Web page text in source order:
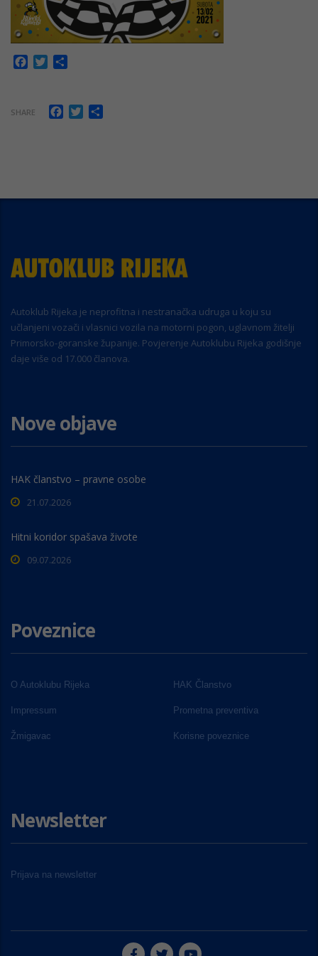
Facebook
Twitter
SHARE Facebook
Twitter
Autoklub Rijeka je neprofitna i nestranačka udruga u koju su
učlanjeni vozači i vlasnici vozila na motorni pogon, uglavnom žitelji
Primorsko-goranske županije. Povjerenje Autoklubu Rijeka godišnje
daje više od 17.000 članova.
Nove objave
HAK članstvo – pravne osobe
21.07.2026
Hitni koridor spašava živote
09.07.2026
Poveznice
O Autoklubu Rijeka HAK Članstvo
Impressum Prometna preventiva
Žmigavac Korisne poveznice
Newsletter
Prijava na newsletter